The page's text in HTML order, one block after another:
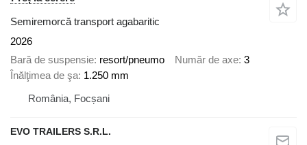
Semiremorcă transport agabaritic
2026
Bară de suspensie resort/pneumo Număr de axe 3
Înălţimea de şa 1.250 mm
România, Focșani
EVO TRAILERS S.R.L.